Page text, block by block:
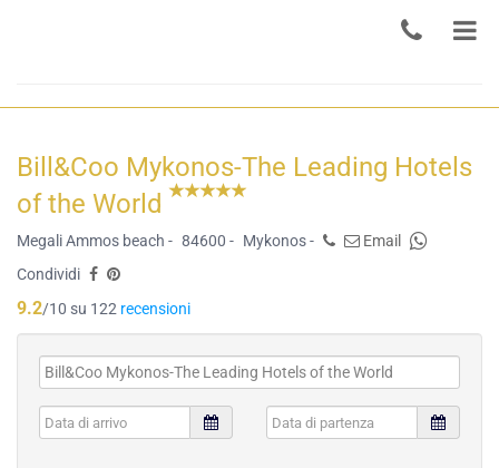
Bill&Coo Mykonos-The Leading Hotels
of the World
Megali Ammos beach - 84600 - Mykonos -
Email
Condividi
9.2/10 su 122 recensioni